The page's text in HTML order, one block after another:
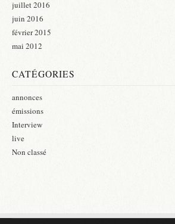
juillet 2016
juin 2016
février 2015
mai 2012
CATÉGORIES
annonces
émissions
Interview
live
Non classé